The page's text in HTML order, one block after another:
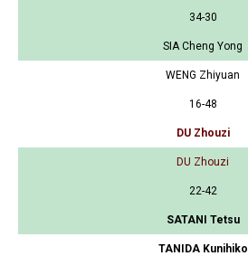
34-30
SIA Cheng Yong
WENG Zhiyuan
16-48
DU Zhouzi
DU Zhouzi
22-42
SATANI Tetsu
TANIDA Kunihiko